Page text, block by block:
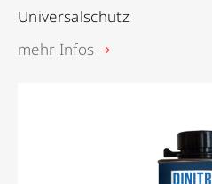
Universalschutz
mehr Infos